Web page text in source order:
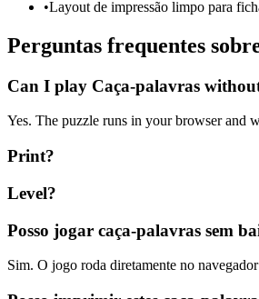
•Layout de impressão limpo para
Perguntas frequentes
Can I play Caça-palavras
Yes. The puzzle runs in your browser and
Print?
Level?
Posso jogar caça-palavras sem
Sim. O jogo roda diretamente no